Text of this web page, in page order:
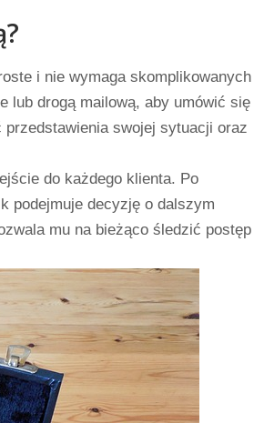
i nie wymaga skomplikowanych
lub drogą mailową, aby umówić się
swojej sytuacji oraz
do każdego klienta. Po
podejmuje decyzję o dalszym
mu na bieżąco śledzić postęp